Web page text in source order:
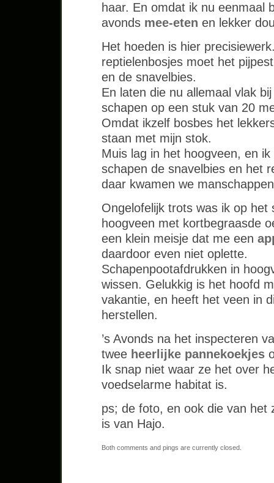
haar. En omdat ik nu eenmaal
avonds mee-eten en lekker
Het hoeden is hier
reptielenbosjes moet het
en de snavelbies.
En laten die nu allemaal vlak
schapen op een stuk van 20
Omdat ikzelf bosbes het
staan met mijn stok.
Muis lag in het hoogveen, en
schapen de snavelbies en het
daar kwamen we
Ongelofelijk trots was ik op het
hoogveen met kortbegraasde
een klein meisje dat me een
daardoor even niet oplette.
Schapenpootafdrukken in
wissen. Gelukkig is het hoofd
vakantie, en heeft het veen in
herstellen.
’s Avonds na het inspecteren
twee heerlijke pannekoekjes
Ik snap niet waar ze het over
voedselarme habitat is.
ps; de foto, en ook die van het
is van Hajo.
Both comments and pings are currently closed.